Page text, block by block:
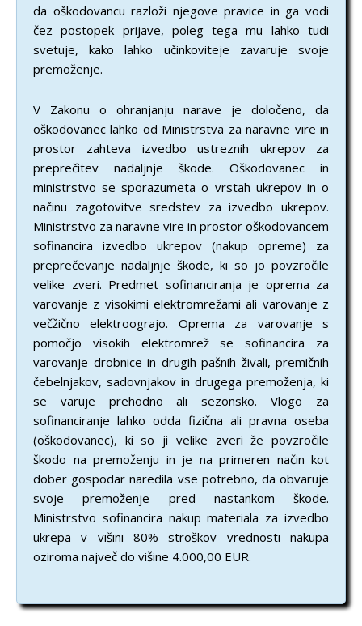
da oškodovancu razloži njegove pravice in ga vodi
čez postopek prijave, poleg tega mu lahko tudi
svetuje, kako lahko učinkoviteje zavaruje svoje
premoženje.
V Zakonu o ohranjanju narave je določeno, da
oškodovanec lahko od Ministrstva za naravne vire in
prostor zahteva izvedbo ustreznih ukrepov za
preprečitev nadaljnje škode. Oškodovanec in
ministrstvo se sporazumeta o vrstah ukrepov in o
načinu zagotovitve sredstev za izvedbo ukrepov.
Ministrstvo za naravne vire in prostor oškodovancem
sofinancira izvedbo ukrepov (nakup opreme) za
preprečevanje nadaljnje škode, ki so jo povzročile
velike zveri. Predmet sofinanciranja je oprema za
varovanje z visokimi elektromrežami ali varovanje z
večžično elektroograjo. Oprema za varovanje s
pomočjo visokih elektromrež se sofinancira za
varovanje drobnice in drugih pašnih živali, premičnih
čebelnjakov, sadovnjakov in drugega premoženja, ki
se varuje prehodno ali sezonsko. Vlogo za
sofinanciranje lahko odda fizična ali pravna oseba
(oškodovanec), ki so ji velike zveri že povzročile
škodo na premoženju in je na primeren način kot
dober gospodar naredila vse potrebno, da obvaruje
svoje premoženje pred nastankom škode.
Ministrstvo sofinancira nakup materiala za izvedbo
ukrepa v višini 80% stroškov vrednosti nakupa
oziroma največ do višine 4.000,00 EUR.